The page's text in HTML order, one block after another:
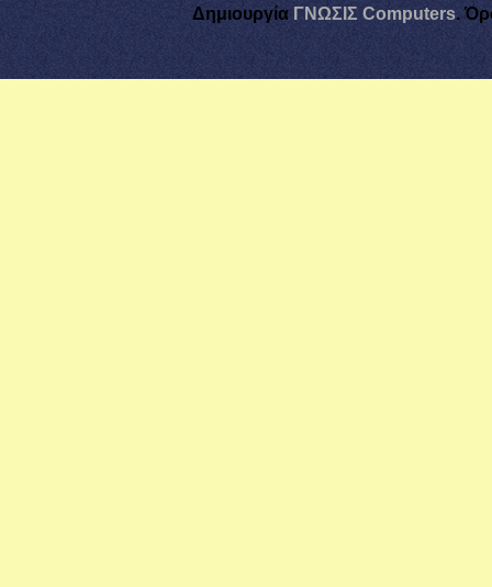
Δημιουργία ΓΝΩΣΙΣ Computers.